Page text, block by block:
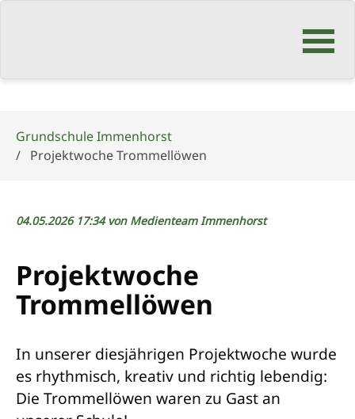
Navigation
Grundschule Immenhorst
Projektwoche Trommellöwen
04.05.2026 17:34von Medienteam Immenhorst
Projektwoche
Trommellöwen
In unserer diesjährigen Projektwoche wurde
es rhythmisch, kreativ und richtig lebendig:
Die Trommellöwen waren zu Gast an